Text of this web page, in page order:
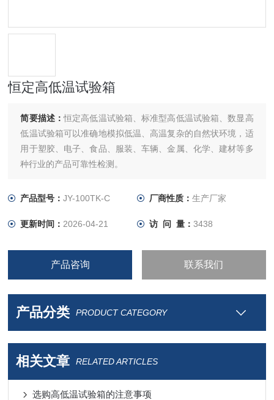
恒定高低温试验箱
简要描述：恒定高低温试验箱、标准型高低温试验箱、数显高
低温试验箱可以准确地模拟低温、高温复杂的自然状环境，适
用于塑胶、电子、食品、服装、车辆、金属、化学、建材等多
种行业的产品可靠性检测。
产品型号：JY-100TK-C 厂商性质： 生产厂家
更新时间： 2026-04-21 访 问 量： 3438
产品咨询 联系我们
产品分类 PRODUCT CATEGORY
相关文章 RELATED ARTICLES
选购高低温试验箱的注意事项